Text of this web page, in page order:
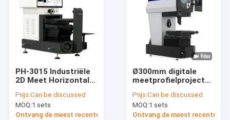
PH-3015 Industriële
2D Meet Horizontale
110mm Resolutie
0,0005mm Voor
Tandwiel / Draad
Prijs:Can be discussed
MOQ:1 sets
Ontvang de meest recente Prijs
Ø300mm digitale
meetprofielprojector
150W VP300-1510
Prijs:Can be discussed
MOQ:1 sets
Ontvang de meest recente